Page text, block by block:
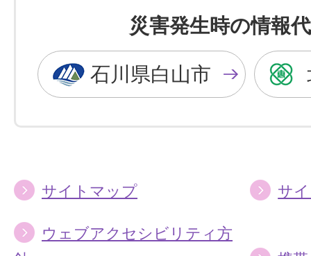
を
黒
色
に
を
青
色
に
災害発生時の情報
石川県白山市
サイトマップ サ
ウェブアクセシビリティ方